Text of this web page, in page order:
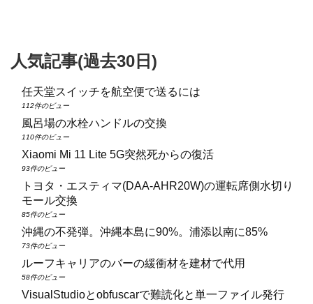
人気記事(過去30日)
任天堂スイッチを航空便で送るには
112件のビュー
風呂場の水栓ハンドルの交換
110件のビュー
Xiaomi Mi 11 Lite 5G突然死からの復活
93件のビュー
トヨタ・エスティマ(DAA‑AHR20W)の運転席側水切り
モール交換
85件のビュー
沖縄の不発弾。沖縄本島に90%。浦添以南に85%
73件のビュー
ルーフキャリアのバーの緩衝材を建材で代用
58件のビュー
VisualStudioとobfuscarで難読化と単一ファイル発行